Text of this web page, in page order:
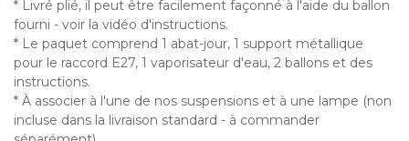
* Livré plié, il peut être facilement façonné à l'aide du ballon
fourni - voir la vidéo d'instructions.
* Le paquet comprend 1 abat-jour, 1 support métallique
pour le raccord E27, 1 vaporisateur d'eau, 2 ballons et des
instructions.
* À associer à l'une de nos suspensions et à une lampe (non
incluse dans la livraison standard - à commander